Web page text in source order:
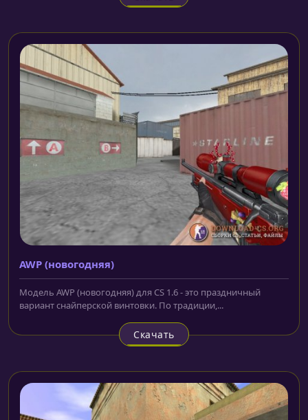
AWP (новогодняя)
Модель AWP (новогодняя) для CS 1.6 - это праздничный
вариант снайперской винтовки. По традиции,...
Скачать